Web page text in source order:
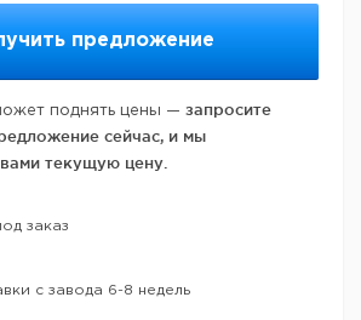
предложение
поднять цены — запросите
сейчас, и мы
текущую цену.
заказ
с завода 6-8 недель